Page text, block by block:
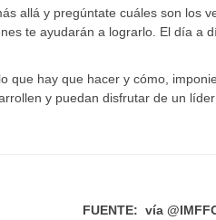
allá y pregúntate cuáles son los
te ayudarán a lograrlo. El día a
que hay que hacer y cómo,
y puedan disfrutar de un
FUENTE: vía